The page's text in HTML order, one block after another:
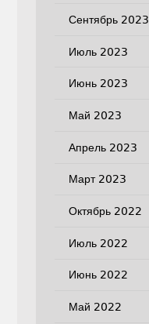
Сентябрь 2023
Июль 2023
Июнь 2023
Май 2023
Апрель 2023
Март 2023
Октябрь 2022
Июль 2022
Июнь 2022
Май 2022